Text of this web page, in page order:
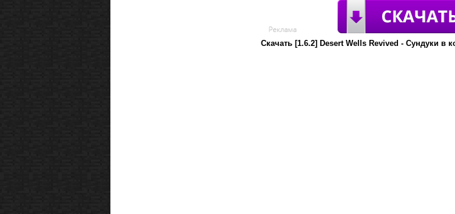
Скачать [1.6.2] Desert Wells Revived - Сундуки в